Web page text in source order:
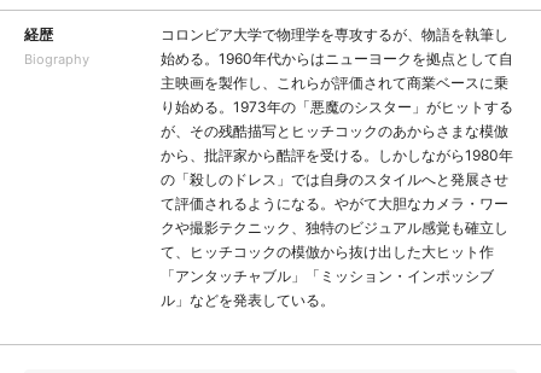
経歴
Biography
コロンビア大学で物理学を専攻するが、物語を執筆し
始める。1960年代からはニューヨークを拠点として自
主映画を製作し、これらが評価されて商業ベースに乗
り始める。1973年の「悪魔のシスター」がヒットする
が、その残酷描写とヒッチコックのあからさまな模倣
から、批評家から酷評を受ける。しかしながら1980年
の「殺しのドレス」では自身のスタイルへと発展させ
て評価されるようになる。やがて大胆なカメラ・ワー
クや撮影テクニック、独特のビジュアル感覚も確立し
て、ヒッチコックの模倣から抜け出した大ヒット作
「アンタッチャブル」「ミッション・インポッシブ
ル」などを発表している。